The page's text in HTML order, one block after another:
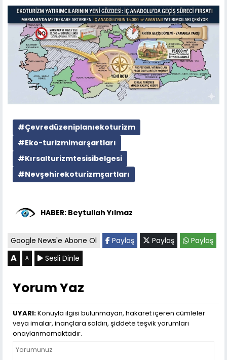
#Çevredüzeniplanıekoturizm
#Eko-turizmimarşartları
#Kırsalturizmtesisibelgesi
#Nevşehirekoturizmşartları
HABER: Beytullah Yılmaz
Google News'e Abone Ol Paylaş Paylaş Paylaş
A A Sesli Dinle
Yorum Yaz
UYARI:Konuyla ilgisi bulunmayan, hakaret içeren cümleler
veya imalar, inançlara saldırı, şiddete teşvik yorumları
onaylanmamaktadır.